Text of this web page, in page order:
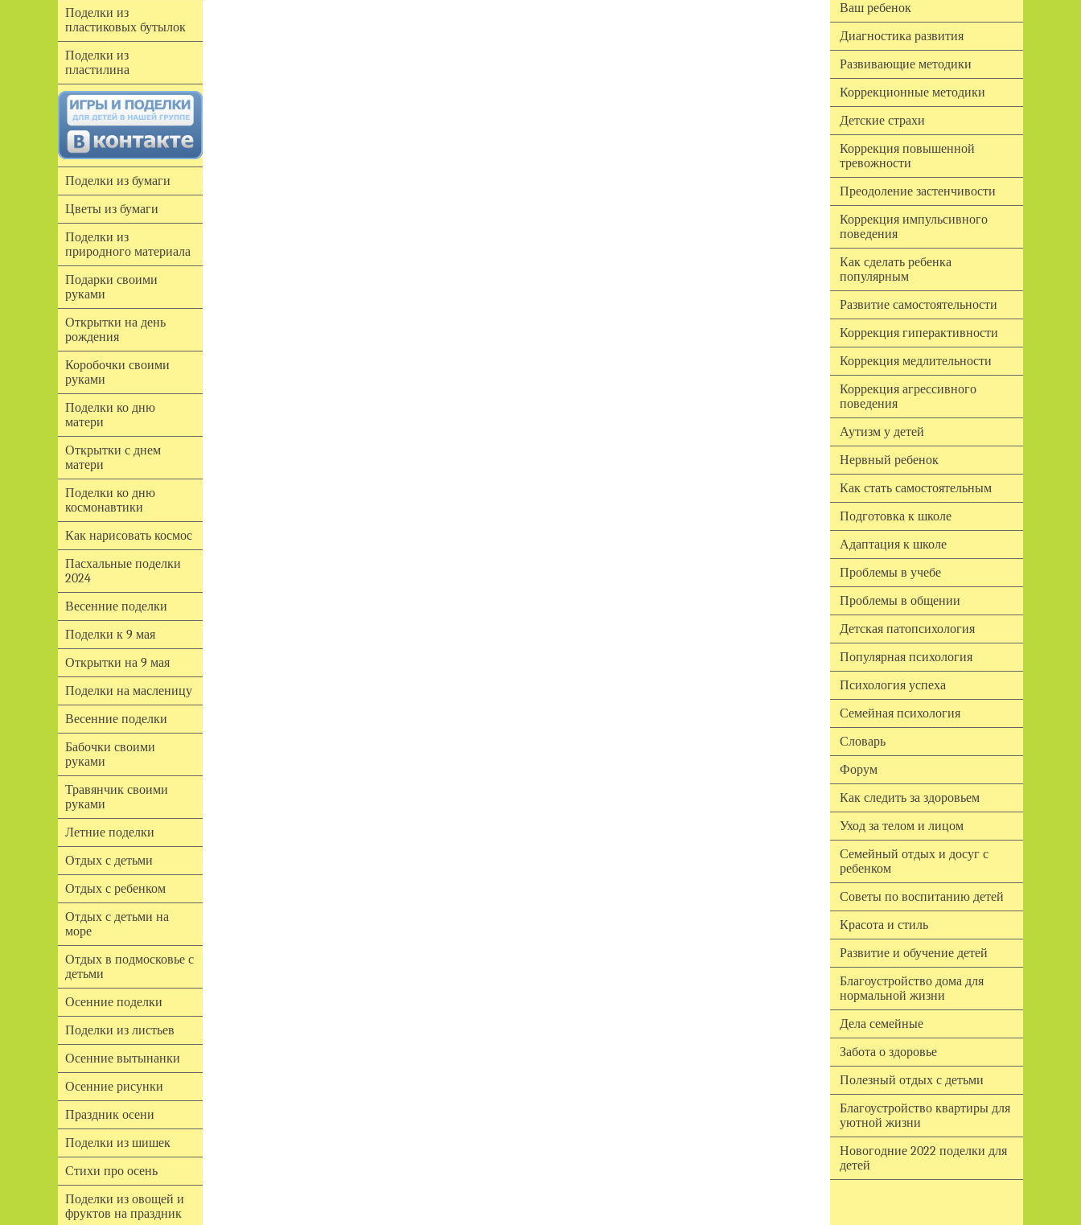
Поделки из
пластиковых бутылок
Поделки из
пластилина
Поделки из бумаги
Цветы из бумаги
Поделки из
природного материала
Подарки своими
руками
Открытки на день
рождения
Коробочки своими
руками
Поделки ко дню
матери
Открытки с днем
матери
Поделки ко дню
космонавтики
Как нарисовать космос
Пасхальные поделки
2024
Весенние поделки
Поделки к 9 мая
Открытки на 9 мая
Поделки на масленицу
Весенние поделки
Бабочки своими
руками
Травянчик своими
руками
Летние поделки
Отдых с детьми
Отдых с ребенком
Отдых с детьми на
море
Отдых в подмосковье с
детьми
Осенние поделки
Поделки из листьев
Осенние вытынанки
Осенние рисунки
Праздник осени
Поделки из шишек
Стихи про осень
Поделки из овощей и
фруктов на праздник
Ваш ребенок
Диагностика развития
Развивающие методики
Коррекционные методики
Детские страхи
Коррекция повышенной
тревожности
Преодоление застенчивости
Коррекция импульсивного
поведения
Как сделать ребенка
популярным
Развитие самостоятельности
Коррекция гиперактивности
Коррекция медлительности
Коррекция агрессивного
поведения
Аутизм у детей
Нервный ребенок
Как стать самостоятельным
Подготовка к школе
Адаптация к школе
Проблемы в учебе
Проблемы в общении
Детская патопсихология
Популярная психология
Психология успеха
Семейная психология
Словарь
Форум
Как следить за здоровьем
Уход за телом и лицом
Семейный отдых и досуг с
ребенком
Советы по воспитанию детей
Красота и стиль
Развитие и обучение детей
Благоустройство дома для
нормальной жизни
Дела семейные
Забота о здоровье
Полезный отдых с детьми
Благоустройство квартиры для
уютной жизни
Новогодние 2022 поделки для
детей